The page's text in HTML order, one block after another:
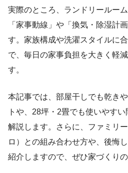
実際のところ、ランドリールー
「家事動線」や「換気・除湿計
す。家族構成や洗濯スタイルに
で、毎日の家事負担を大きく軽
す。
本記事では、部屋干しでも乾き
トや、28坪・2畳でも使いやす
解説します。さらに、ファミリ
ロ）との組み合わせ方や、後悔
紹介しますので、ぜひ家づくり